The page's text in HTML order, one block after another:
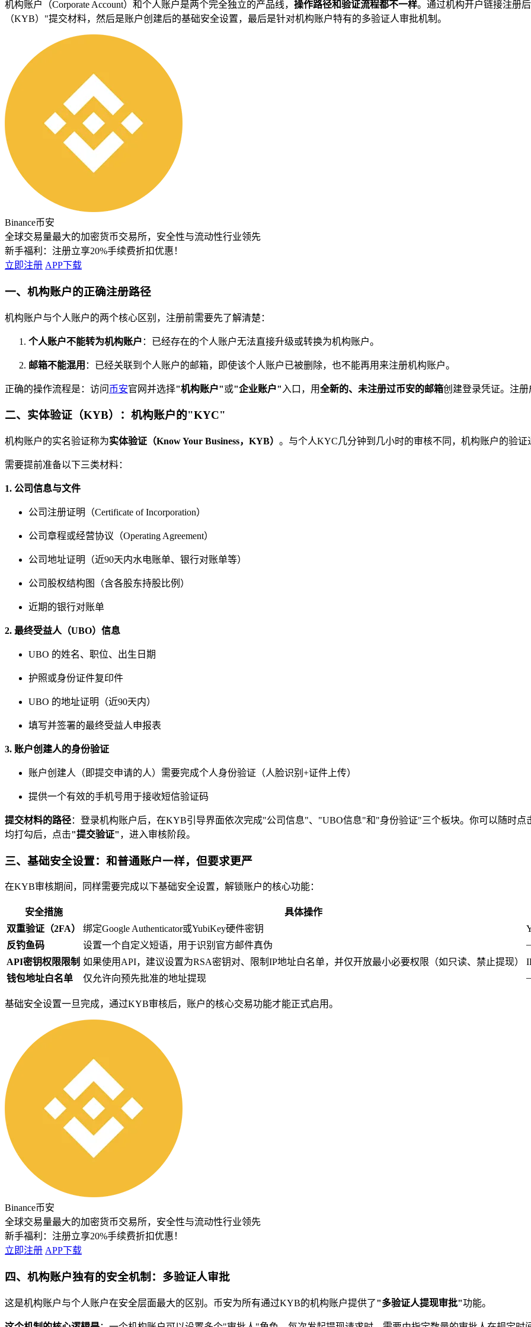
机构账户（Corporate Account）和个人账户是两个完全独立的产品线， 操作路径和验证流程都不一样。通过机构开户链接注册
（KYB）"提交材料，然后是账户创建后的基础安全设置，最后是针对机构账户特有的多验证人审批机制。
Binance币安
全球交易量最大的加密货币交易所，安全性与流动性行业领先
新手福利： 注册立享20%手续费折扣优惠！
立即注册 APP下载
一、机构账户的正确注册路径
机构账户与个人账户的两个核心区别，注册前需要先了解清楚：
个人账户不能转为机构账户 ：已经存在的个人账户无法直接升级或转换为机构账户。
邮箱不能混用 ：已经关联到个人账户的邮箱，即使该个人账户已被删除，也不能再用来注册机构账户。
正确的操作流程是：访问 币安官网并选择"机构账户"或"企业账户" 入口，用全新的、未注册过币安的邮箱创建登录凭证。注
二、实体验证（KYB）：机构账户的"KYC"
机构账户的实名验证称为实体验证（Know Your Business，KYB） 。与个人KYC几分钟到几小时的审核不同，机构账户的验
需要提前准备以下三类材料：
1. 公司信息与文件
公司注册证明（Certificate of Incorporation）
公司章程或经营协议（Operating Agreement）
公司地址证明（近90天内水电账单、银行对账单等）
公司股权结构图（含各股东持股比例）
近期的银行对账单
2. 最终受益人（UBO）信息
UBO 的姓名、职位、出生日期
护照或身份证件复印件
UBO 的地址证明（近90天内）
填写并签署的最终受益人申报表
3. 账户创建人的身份验证
账户创建人（即提交申请的人）需要完成个人身份验证（人脸识别+证件上传）
提供一个有效的手机号用于接收短信验证码
提交材料的路径：登录机构账户后，在KYB引导界面依次完成"公司信息"、"UBO信息"和"身份验证"三个板块。你可以随时点
均打勾后，点击"提交验证" ，进入审核阶段。
三、基础安全设置：和普通账户一样，但要求更严
在KYB审核期间，同样需要完成以下基础安全设置，解锁账户的核心功能：
安全措施
具体操作
双重验证（2FA）
绑定Google Authenticator或YubiKey硬件密钥
反钓鱼码
设置一个自定义短语，用于识别官方邮件真伪
API密钥权限限制 如果使用API，建议设置为RSA密钥对、限制IP地址白名单，并仅开放最小必要权限（如只读、禁止提现）
钱包地址白名单
仅允许向预先批准的地址提现
基础安全设置一旦完成，通过KYB审核后，账户的核心交易功能才能正式启用。
Binance币安
全球交易量最大的加密货币交易所，安全性与流动性行业领先
新手福利： 注册立享20%手续费折扣优惠！
立即注册 APP下载
四、机构账户独有的安全机制：多验证人审批
这是机构账户与个人账户在安全层面最大的区别。币安为所有通过KYB的机构账户提供了"多验证人提现审批"功能。